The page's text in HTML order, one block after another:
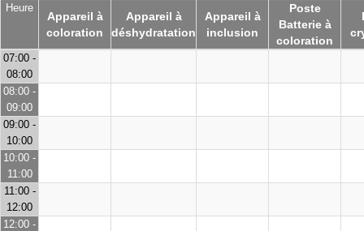
Heure
Appareil à
coloration
Appareil à
déshydratation
Appareil à
inclusion
Poste
Batterie à
coloration
07:00 -
08:00
08:00 -
09:00
09:00 -
10:00
10:00 -
11:00
11:00 -
12:00
12:00 -